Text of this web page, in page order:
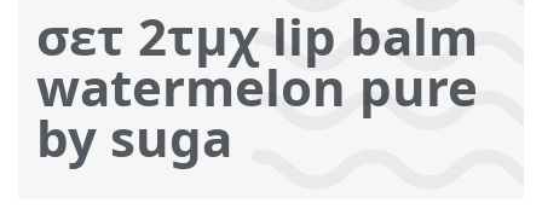
σετ 2τμχ lip balm
watermelon pure
by suga